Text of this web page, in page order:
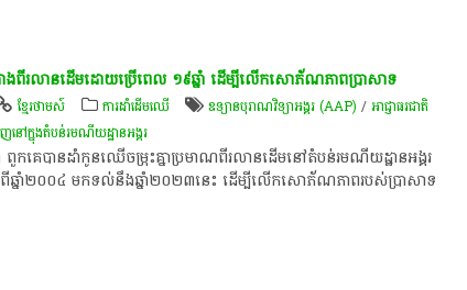
ជាង​ពីរ​លាន​ដើម​ដោយ​ប្រើ​ពេល​ ១៩​ឆ្នាំ​ ដើម្បី​លើក​សោភ័ណ​ភាព​ប្រាសាទ​
ខ្មែរថាមស៍ ការដាំដើមឈើ ឧទ្យានបុរាណវិទ្យាអង្គរ (AAP) /អាជ្ញាធរ​ជាតិ​
នៅ​ក្នុង​តំបន់​រមណីយដ្ឋាន​អង្គរ
ា​ ពួក​គេ​បាន​ដាំ​កូន​ឈើ​ចម្រុះ​គ្នា​ប្រមាណ​ពីរ​លាន​ដើម​នៅ​តំបន់​រមណីយដ្ឋាន​អង្គរ​
ពី​ឆ្នាំ​២០០៤​ មក​ទល់​នឹង​ឆ្នាំ​២០២៣​នេះ​ ដើម្បី​លើក​សោភ័ណ​ភាព​របស់​ប្រាសាទ​